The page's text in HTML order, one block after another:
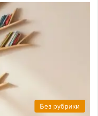
Без рубрики